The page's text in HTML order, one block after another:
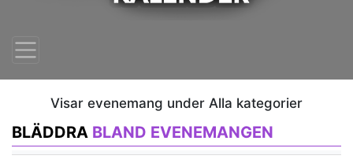
Visar evenemang under Alla kategorier
BLÄDDRA BLAND EVENEMANGEN